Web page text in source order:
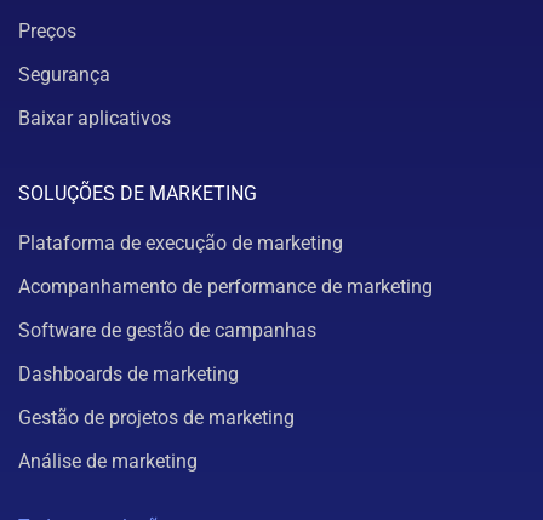
Preços
Segurança
Baixar aplicativos
SOLUÇÕES DE MARKETING
Plataforma de execução de marketing
Acompanhamento de performance de marketing
Software de gestão de campanhas
Dashboards de marketing
Gestão de projetos de marketing
Análise de marketing